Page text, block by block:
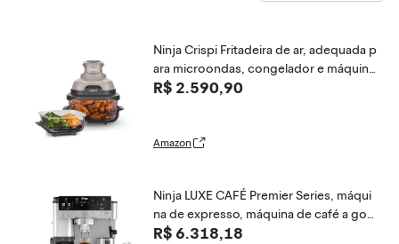
Ninja Crispi Fritadeira de ar, adequada p
ara microondas, congelador e máquina
de lavar louça, sistema de cozedura por
R$ 2.590,90
Amazon
Ninja LUXE CAFÉ Premier Series, máqui
na de expresso, máquina de café a gota
s e cerveja rápida a frio, moinho integra
R$ 6.318,18